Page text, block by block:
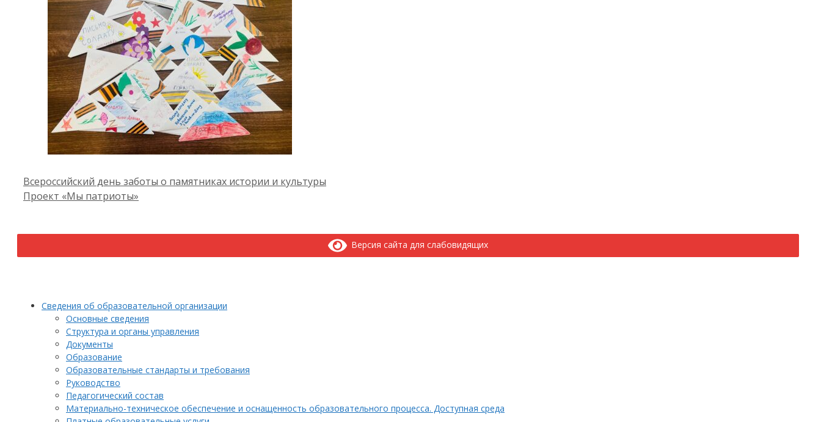
Всероссийский день заботы о памятниках истории и культуры
Проект «Мы патриоты»
Версия сайта для слабовидящих
Сведения об образовательной организации
Основные сведения
Структура и органы управления
Документы
Образование
Образовательные стандарты и требования
Руководство
Педагогический состав
Материально-техническое обеспечение и оснащенность образовательного процесса. Доступная среда